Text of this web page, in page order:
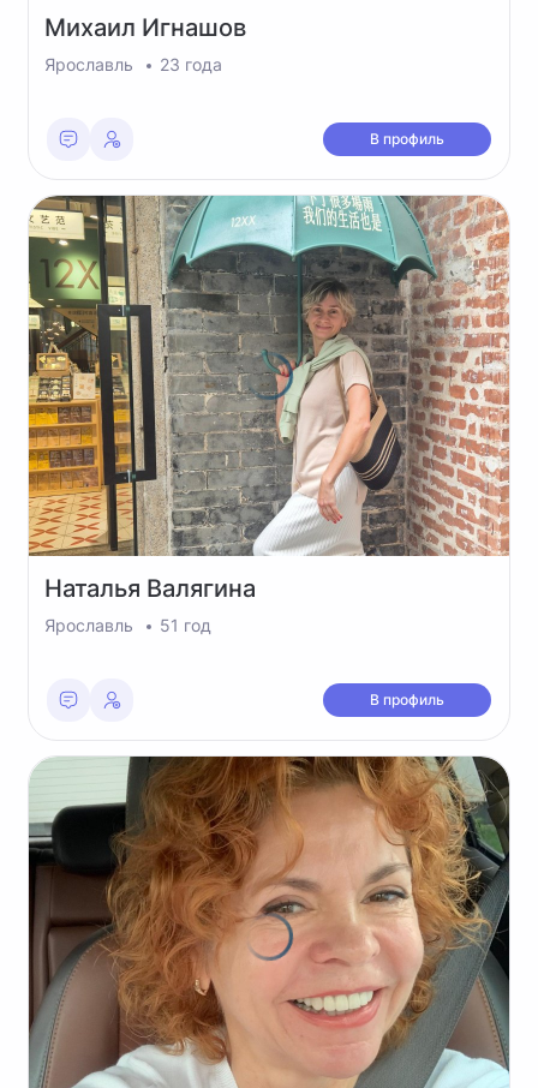
Михаил Игнашов
Ярославль 23 года
В профиль
Наталья Валягина
Ярославль 51 год
В профиль